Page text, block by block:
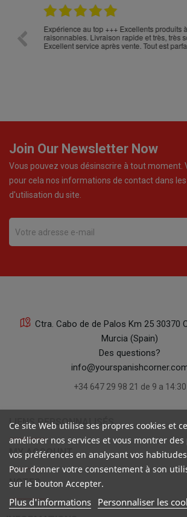
Expérience au top +++ Excellents produits
raisonnables. Livraison rapide et très, très
Excellent service après vente. Tout est
Join Our Newsletter Now
Vous pouvez vous désinscrire à tout moment.
pour cela nos informations de contact dans
d'utilisation du site.
Ctra. Cabo de de Palos Km 25 30370
Murcia (Spain)
Des questions?
+34 647 29 98 21 de 9 a 14:30
LIENS PERSONNALISÉS
MY ACCOUNT
NOTES
Ce site Web utilise ses propres cookies et
améliorer nos services et vous montrer
vos préférences en analysant vos
Pour donner votre consentement à son
sur le bouton Accepter.
Plus d'informations Personnaliser les